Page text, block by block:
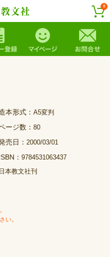
0
本形式： A5変判
ージ数： 80
売日： 2000/03/01
： 9784531063437
日本教文社刊
い。